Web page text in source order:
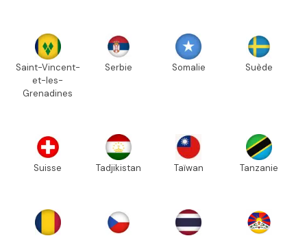
Saint-Vincent-
et-les-
Grenadines
Serbie Somalie Suède
Suisse Tadjikistan Taïwan Tanzanie